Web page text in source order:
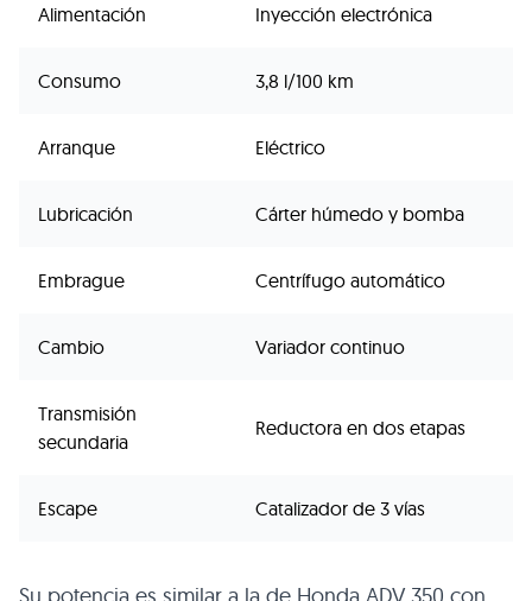
Alimentación Inyección electrónica
Consumo 3,8 l/100 km
Arranque Eléctrico
Lubricación Cárter húmedo y bomba
Embrague Centrífugo automático
Cambio Variador continuo
Transmisión
secundaria
Reductora en dos etapas
Escape Catalizador de 3 vías